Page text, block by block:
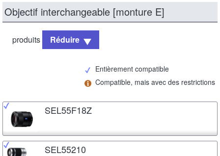
Objectif interchangeable [monture E]
produits Réduire
Entièrement compatible
Compatible, mais avec des restrictions
SEL55F18Z
SEL55210